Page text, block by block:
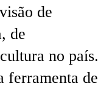
de
de
no país.
ferramenta de